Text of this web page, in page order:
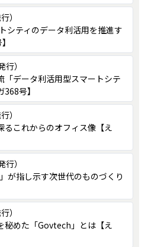
）
シティのデータ利活用を推進す
）
「データ利活用型スマートシテ
号】
）
るこれからのオフィス像【え
）
が指し示す次世代のものづくり
）
秘めた「Govtech」とは【え